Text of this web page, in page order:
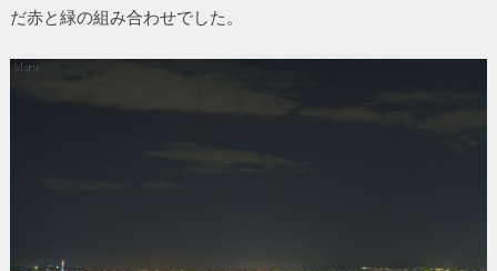
だ赤と緑の組み合わせでした。